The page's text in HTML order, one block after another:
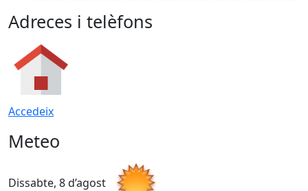
Adreces i telèfons
Accedeix
Meteo
Dissabte, 8 d’agost